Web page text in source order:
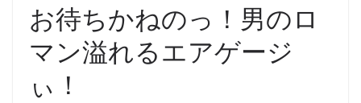
お待ちかねのっ！男のロ
マン溢れるエアゲージ
ぃ！